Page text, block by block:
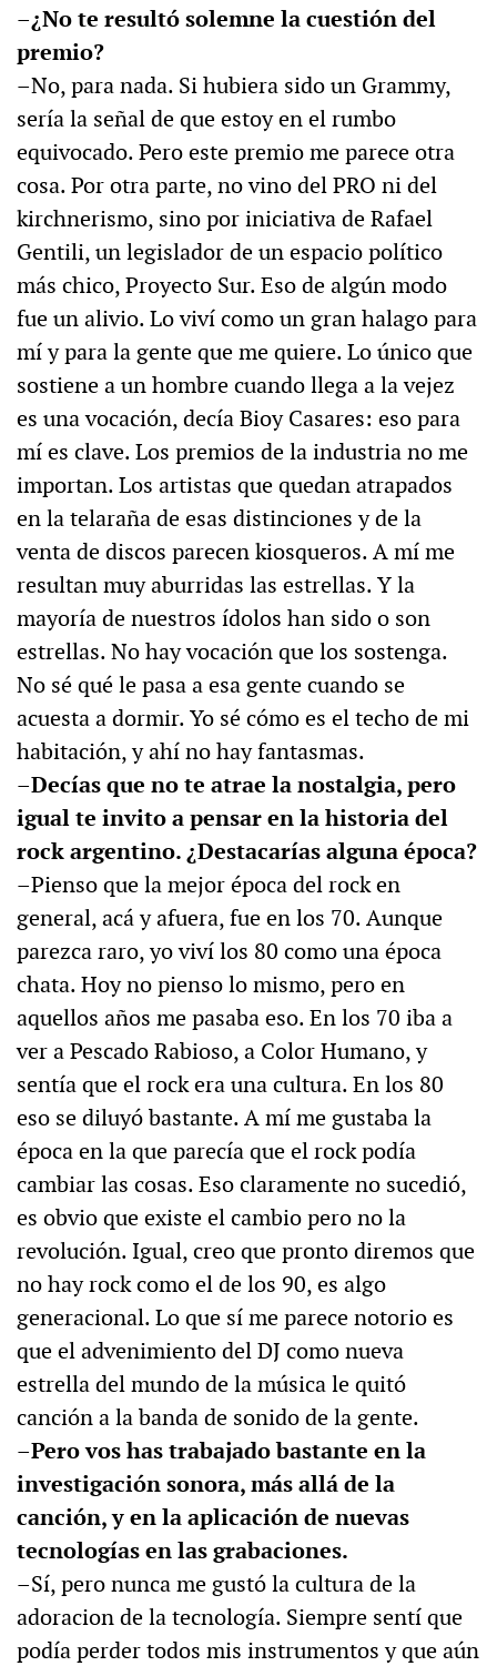
–¿No te resultó solemne la cuestión del
premio?
–No, para nada. Si hubiera sido un Grammy,
sería la señal de que estoy en el rumbo
equivocado. Pero este premio me parece otra
cosa. Por otra parte, no vino del PRO ni del
kirchnerismo, sino por iniciativa de Rafael
Gentili, un legislador de un espacio político
más chico, Proyecto Sur. Eso de algún modo
fue un alivio. Lo viví como un gran halago para
mí y para la gente que me quiere. Lo único que
sostiene a un hombre cuando llega a la vejez
es una vocación, decía Bioy Casares: eso para
mí es clave. Los premios de la industria no me
importan. Los artistas que quedan atrapados
en la telaraña de esas distinciones y de la
venta de discos parecen kiosqueros. A mí me
resultan muy aburridas las estrellas. Y la
mayoría de nuestros ídolos han sido o son
estrellas. No hay vocación que los sostenga.
No sé qué le pasa a esa gente cuando se
acuesta a dormir. Yo sé cómo es el techo de mi
habitación, y ahí no hay fantasmas.
–Decías que no te atrae la nostalgia, pero
igual te invito a pensar en la historia del
rock argentino. ¿Destacarías alguna época?
–Pienso que la mejor época del rock en
general, acá y afuera, fue en los 70. Aunque
parezca raro, yo viví los 80 como una época
chata. Hoy no pienso lo mismo, pero en
aquellos años me pasaba eso. En los 70 iba a
ver a Pescado Rabioso, a Color Humano, y
sentía que el rock era una cultura. En los 80
eso se diluyó bastante. A mí me gustaba la
época en la que parecía que el rock podía
cambiar las cosas. Eso claramente no sucedió,
es obvio que existe el cambio pero no la
revolución. Igual, creo que pronto diremos que
no hay rock como el de los 90, es algo
generacional. Lo que sí me parece notorio es
que el advenimiento del DJ como nueva
estrella del mundo de la música le quitó
canción a la banda de sonido de la gente.
–Pero vos has trabajado bastante en la
investigación sonora, más allá de la
canción, y en la aplicación de nuevas
tecnologías en las grabaciones.
–Sí, pero nunca me gustó la cultura de la
adoracion de la tecnología. Siempre sentí que
podía perder todos mis instrumentos y que aún